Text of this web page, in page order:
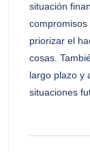
situación
priorizar el
cosas.
largo plazo y
situaciones